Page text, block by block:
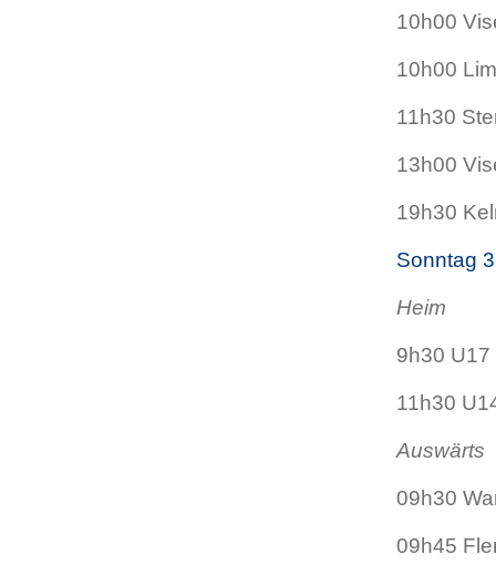
10h00
10h00
11h30
13h00
19h30
Sonntag
Heim
9h30 U17
11h30
Auswärts
09h30
09h45